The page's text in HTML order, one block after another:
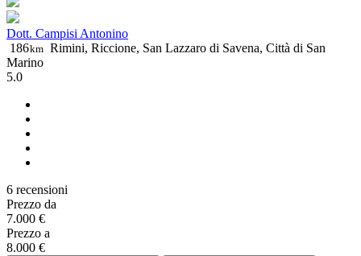
Dott. Campisi Antonino
186km Rimini, Riccione, San Lazzaro di Savena, Città di San
Marino
5.0
6 recensioni
Prezzo da
7.000 €
Prezzo a
8.000 €